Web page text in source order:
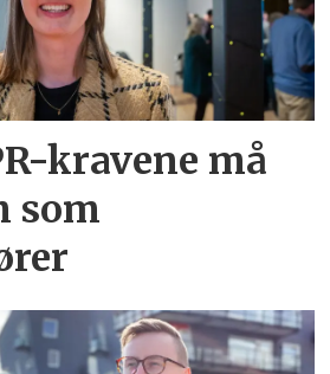
kravene må
som